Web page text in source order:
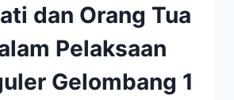
dan Orang Tua
Pelaksaan
Gelombang 1